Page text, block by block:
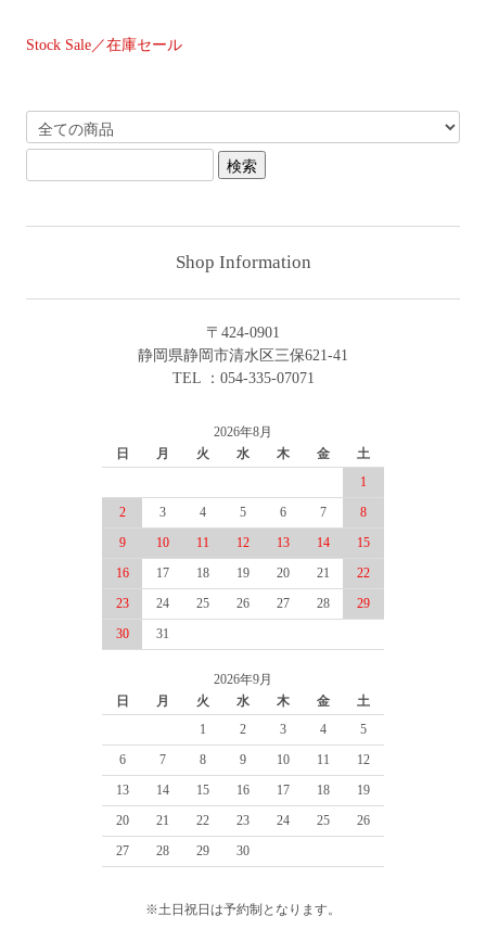
Stock Sale／在庫セール
Shop Information
〒424-0901
静岡県静岡市清水区三保621-41
TEL ：054-335-07071
2026年8月
日
月 火 水 木 金
土
1
2
3 4 5 6 7
8
9
10 11 12 13 14
15
16
17 18 19 20 21
22
23
24 25 26 27 28
29
30
31
2026年9月
日
月 火 水 木 金
土
1
2 3 4
5
6
7 8 9 10 11
12
13
14 15 16 17 18
19
20
21 22 23 24 25
26
27
28 29 30
※土日祝日は予約制となります。